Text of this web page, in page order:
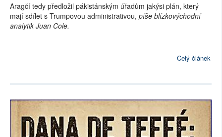
Aragčí tedy předložil pákistánským úřadům jakýsi plán, který
mají sdílet s Trumpovou administrativou, píše blízkovýchodní
analytik Juan Cole.
Celý článek